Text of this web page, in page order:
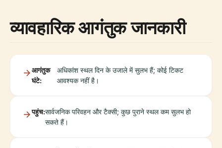
व्यावहारिक आगंतुक जानकारी
आगंतुक
घंटे:
अधिकांश स्थल दिन के उजाले में सुलभ हैं; कोई टिकट
आवश्यक नहीं है।
पहुंच:सार्वजनिक परिवहन और टैक्सी; कुछ पुराने स्थल कम सुलभ हो
सकते हैं।